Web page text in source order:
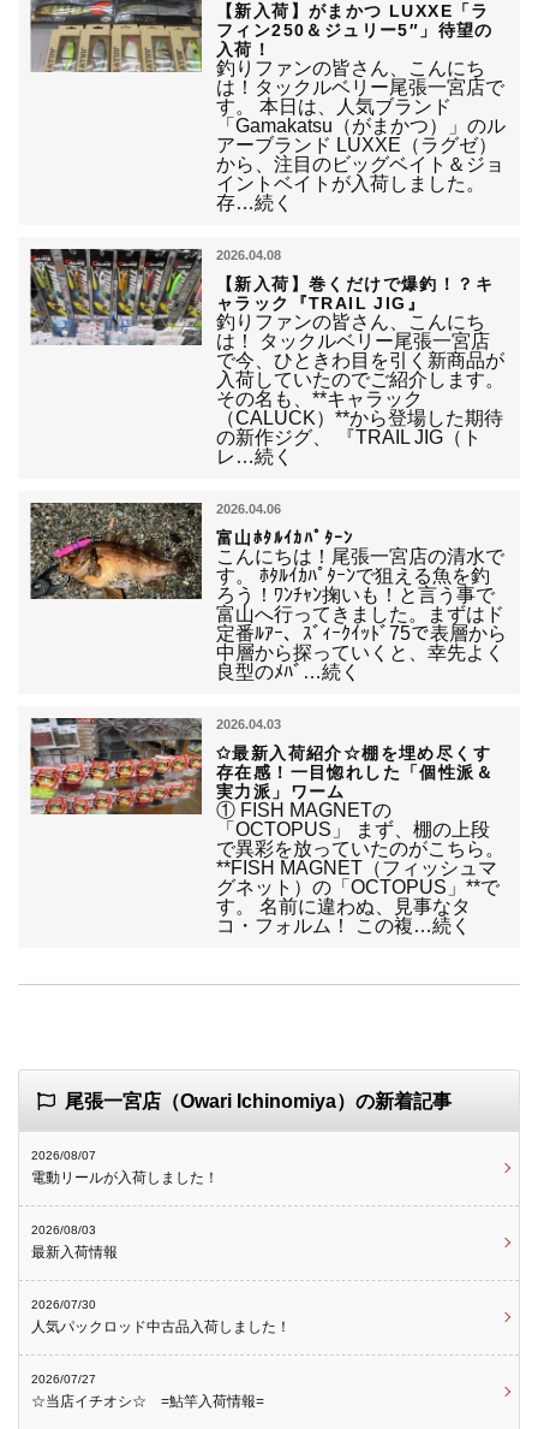
【新入荷】がまかつ LUXXE「ラ
フィン250＆ジュリー5″」待望の
入荷！
釣りファンの皆さん、こんにち
は！タックルベリー尾張一宮店で
す。 本日は、人気ブランド
「Gamakatsu（がまかつ）」のル
アーブランド LUXXE（ラグゼ）
から、注目のビッグベイト＆ジョ
イントベイトが入荷しました。
存…続く
2026.04.08
【新入荷】巻くだけで爆釣！？キ
ャラック『TRAIL JIG』
釣りファンの皆さん、こんにち
は！ タックルベリー尾張一宮店
で今、ひときわ目を引く新商品が
入荷していたのでご紹介します。
その名も、**キャラック
（CALUCK）**から登場した期待
の新作ジグ、 『TRAIL JIG（ト
レ…続く
2026.04.06
富山ﾎﾀﾙｲｶﾊﾟﾀｰﾝ
こんにちは！尾張一宮店の清水で
す。 ﾎﾀﾙｲｶﾊﾟﾀｰﾝで狙える魚を釣
ろう！ﾜﾝﾁｬﾝ掬いも！と言う事で
富山へ行ってきました。まずはド
定番ﾙｱｰ、ｽﾞｨｰｸｲｯﾄﾞ75で表層から
中層から探っていくと、幸先よく
良型のﾒﾊﾞ…続く
2026.04.03
✩最新入荷紹介☆棚を埋め尽くす
存在感！一目惚れした「個性派＆
実力派」ワーム
① FISH MAGNETの
「OCTOPUS」 まず、棚の上段
で異彩を放っていたのがこちら。
**FISH MAGNET（フィッシュマ
グネット）の「OCTOPUS」**で
す。 名前に違わぬ、見事なタ
コ・フォルム！ この複…続く
尾張一宮店（Owari Ichinomiya）の新着記事
2026/08/07
電動リールが入荷しました！
2026/08/03
最新入荷情報
2026/07/30
人気パックロッド中古品入荷しました！
2026/07/27
☆当店イチオシ☆ =鮎竿入荷情報=